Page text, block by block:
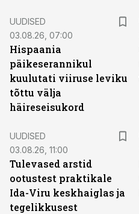
UUDISED
03.08.26, 07:00
Hispaania
päikeserannikul
kuulutati viiruse leviku
tõttu välja
häireseisukord
UUDISED
03.08.26, 11:00
Tulevased arstid
ootustest praktikale
Ida-Viru keskhaiglas ja
tegelikkusest